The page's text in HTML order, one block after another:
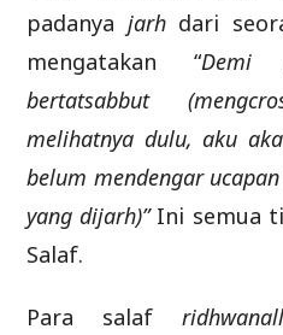
padanya jarh dari
mengatakan “Demi
bertatsabbut
melihatnya dulu, aku
belum mendengar
yang dijarh)” Ini semua
Salaf.
Para salaf